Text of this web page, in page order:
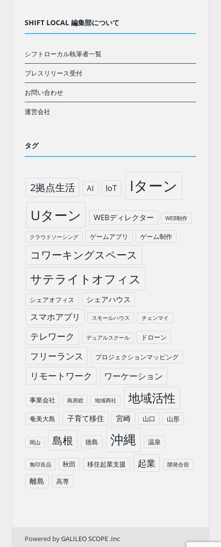
SHIFT LOCAL 編集部について
シフトローカル執筆者一覧
プレスリリース受付
お問い合わせ
運営会社
タグ
2拠点生活 AI IoT Iターン
Uターン WEBディレクター WEB制作
クラウドソーシング ゲームアプリ ゲーム制作
コワーキングスペース
サテライトオフィス
シェアオフィス シェアハウス
スマホアプリ スモールハウス チェンマイ
テレワーク デュアルスクール ドローン
フリーランス プロジェクションマッピング
リモートワーク ワーケーション
事業会社 南房総 地域商社 地域活性
奄美大島 子育て移住 宮崎 山口 山形
岡山 島根 徳島 沖縄 温泉
無印良品 秋田 移住起業支援 起業 開発合宿
離島 高専
Powered byGALILEO SCOPE .Inc